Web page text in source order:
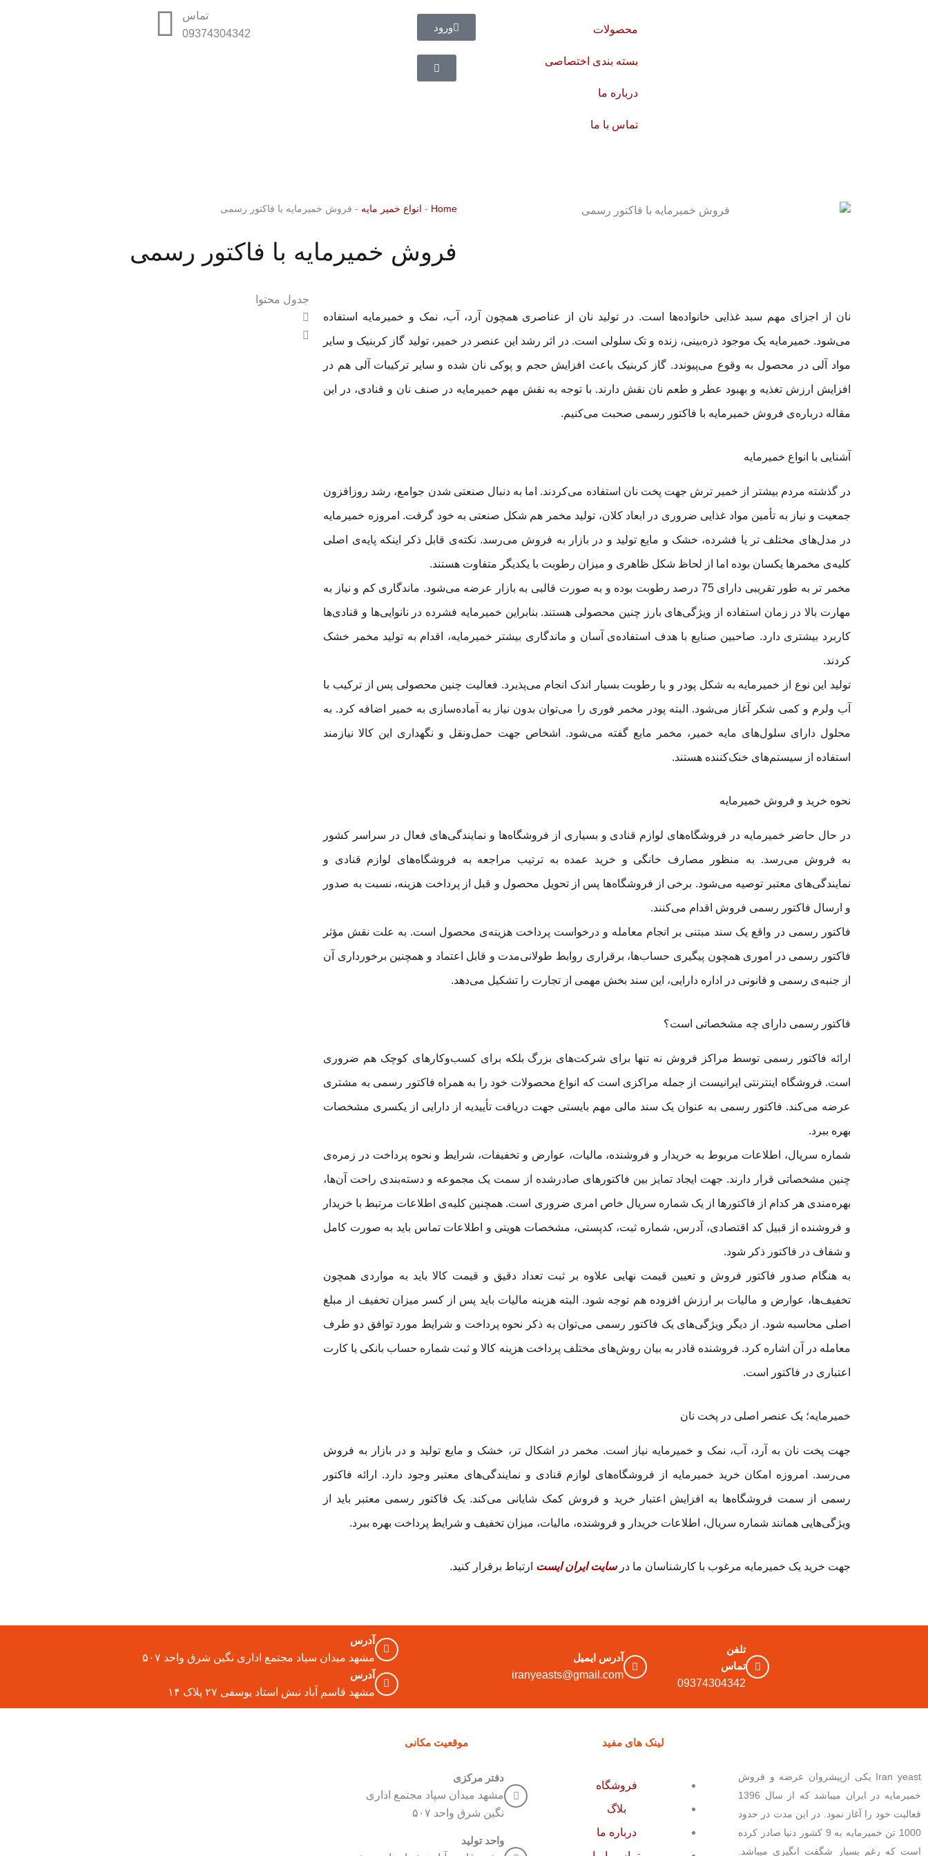
محصولات
بسته بندی اختصاصی
درباره ما
تماس با ما
ورود
تماس
09374304342
Home
- انواع خمیر مایه - فروش خمیرمایه با فاکتور رسمی
فروش خمیرمایه با فاکتور رسمی
جدول محتوا
نان از اجزای مهم سبد غذایی خانواده‌ها است. در تولید نان از عناصری همچون آرد، آب، نمک و خمیرمایه استفاده
می‌شود. خمیرمایه یک موجود ذره‌بینی، زنده و تک سلولی است. در اثر رشد این عنصر در خمیر، تولید گاز کربنیک و سایر
مواد آلی در محصول به وقوع می‌پیوندد. گاز کربنیک باعث افزایش حجم و پوکی نان شده و سایر ترکیبات آلی هم در
افزایش ارزش تغذیه و بهبود عطر و طعم نان نقش دارند. با توجه به نقش مهم خمیرمایه در صنف نان و قنادی، در این
مقاله درباره‌ی فروش خمیرمایه با فاکتور رسمی صحبت می‌کنیم.
آشنایی با انواع خمیرمایه
در گذشته مردم بیشتر از خمیر ترش جهت پخت نان استفاده می‌کردند. اما به دنبال صنعتی شدن جوامع، رشد روزافزون
جمعیت و نیاز به تأمین مواد غذایی ضروری در ابعاد کلان، تولید مخمر هم شکل صنعتی به خود گرفت. امروزه خمیرمایه
در مدل‌های مختلف تر یا فشرده، خشک و مایع تولید و در بازار به فروش می‌رسد. نکته‌ی قابل ذکر اینکه پایه‌ی اصلی
کلیه‌ی مخمرها یکسان بوده اما از لحاظ شکل ظاهری و میزان رطوبت با یکدیگر متفاوت هستند.
مخمر تر به طور تقریبی دارای 75 درصد رطوبت بوده و به صورت قالبی به بازار عرضه می‌شود. ماندگاری کم و نیاز به
مهارت بالا در زمان استفاده از ویژگی‌های بارز چنین محصولی هستند. بنابراین خمیرمایه فشرده در نانوایی‌ها و قنادی‌ها
کاربرد بیشتری دارد. صاحبین صنایع با هدف استفاده‌ی آسان و ماندگاری بیشتر خمیرمایه، اقدام به تولید مخمر خشک
کردند.
تولید این نوع از خمیرمایه به شکل پودر و با رطوبت بسیار اندک انجام می‌پذیرد. فعالیت چنین محصولی پس از ترکیب با
آب ولرم و کمی شکر آغاز می‌شود. البته پودر مخمر فوری را می‌توان بدون نیاز به آماده‌سازی به خمیر اضافه کرد. به
محلول دارای سلول‌های مایه خمیر، مخمر مایع گفته می‌شود. اشخاص جهت حمل‌ونقل و نگهداری این کالا نیازمند
استفاده از سیستم‌های خنک‌کننده هستند.
نحوه خرید و فروش خمیرمایه
در حال حاضر خمیرمایه در فروشگاه‌های لوازم قنادی و بسیاری از فروشگاه‌ها و نمایندگی‌های فعال در سراسر کشور
به فروش می‌رسد. به منظور مصارف خانگی و خرید عمده به ترتیب مراجعه به فروشگاه‌های لوازم قنادی و
نمایندگی‌های معتبر توصیه می‌شود. برخی از فروشگاه‌ها پس از تحویل محصول و قبل از پرداخت هزینه، نسبت به صدور
و ارسال فاکتور رسمی فروش اقدام می‌کنند.
فاکتور رسمی در واقع یک سند مبتنی بر انجام معامله و درخواست پرداخت هزینه‌ی محصول است. به علت نقش مؤثر
فاکتور رسمی در اموری همچون پیگیری حساب‌ها، برقراری روابط طولانی‌مدت و قابل اعتماد و همچنین برخورداری آن
از جنبه‌ی رسمی و قانونی در اداره دارایی، این سند بخش مهمی از تجارت را تشکیل می‌دهد.
فاکتور رسمی دارای چه مشخصاتی است؟
ارائه فاکتور رسمی توسط مراکز فروش نه تنها برای شرکت‌های بزرگ بلکه برای کسب‌وکارهای کوچک هم ضروری
است. فروشگاه اینترنتی ایرانیست از جمله مراکزی است که انواع محصولات خود را به همراه فاکتور رسمی به مشتری
عرضه می‌کند. فاکتور رسمی به عنوان یک سند مالی مهم بایستی جهت دریافت تأییدیه از دارایی از یکسری مشخصات
بهره ببرد.
شماره سریال، اطلاعات مربوط به خریدار و فروشنده، مالیات، عوارض و تخفیفات، شرایط و نحوه پرداخت در زمره‌ی
چنین مشخصاتی قرار دارند. جهت ایجاد تمایز بین فاکتورهای صادرشده از سمت یک مجموعه و دسته‌بندی راحت آن‌ها،
بهره‌مندی هر کدام از فاکتورها از یک شماره سریال خاص امری ضروری است. همچنین کلیه‌ی اطلاعات مرتبط با خریدار
و فروشنده از قبیل کد اقتصادی، آدرس، شماره ثبت، کدپستی، مشخصات هویتی و اطلاعات تماس باید به صورت کامل
و شفاف در فاکتور ذکر شود.
به هنگام صدور فاکتور فروش و تعیین قیمت نهایی علاوه بر ثبت تعداد دقیق و قیمت کالا باید به مواردی همچون
تخفیف‌ها، عوارض و مالیات بر ارزش افزوده هم توجه شود. البته هزینه مالیات باید پس از کسر میزان تخفیف از مبلغ
اصلی محاسبه شود. از دیگر ویژگی‌های یک فاکتور رسمی می‌توان به ذکر نحوه پرداخت و شرایط مورد توافق دو طرف
معامله در آن اشاره کرد. فروشنده قادر به بیان روش‌های مختلف پرداخت هزینه کالا و ثبت شماره حساب بانکی یا کارت
اعتباری در فاکتور است.
خمیرمایه؛ یک عنصر اصلی در پخت نان
جهت پخت نان به آرد، آب، نمک و خمیرمایه نیاز است. مخمر در اشکال تر، خشک و مایع تولید و در بازار به فروش
می‌رسد. امروزه امکان خرید خمیرمایه از فروشگاه‌های لوازم قنادی و نمایندگی‌های معتبر وجود دارد. ارائه فاکتور
رسمی از سمت فروشگاه‌ها به افزایش اعتبار خرید و فروش کمک شایانی می‌کند. یک فاکتور رسمی معتبر باید از
ویژگی‌هایی همانند شماره سریال، اطلاعات خریدار و فروشنده، مالیات، میزان تخفیف و شرایط پرداخت بهره ببرد.
جهت خرید یک خمیرمایه مرغوب با کارشناسان ما درسایت ایران ایست ارتباط برقرار کنید.
تلفن
تماس
09374304342
آدرس ایمیل
iranyeasts@gmail.com
آدرس
مشهد میدان سپاد مجتمع اداری نگین شرق واحد ۵۰۷
آدرس
مشهد قاسم آباد نبش استاد یوسفی ۲۷ پلاک ۱۴
Iran yeast یکی ازپیشروان عرضه و فروش
خمیرمایه در ایران میباشد که از سال 1396
فعالیت خود را آغاز نمود. در این مدت در حدود
1000 تن خمیرمایه به 9 کشور دنیا صادر کرده
است که رغم بسیار شگفت انگیزی میباشد.
لینک های مفید
فروشگاه
بلاگ
درباره ما
موقعیت مکانی
دفتر مرکزی
مشهد میدان سپاد مجتمع اداری
نگین شرق واحد ۵۰۷
واحد تولید